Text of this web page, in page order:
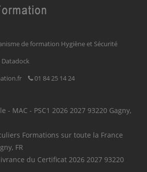
courant
Val-de-
domicile
conseils
le travail
Aide-soignant / Aide-soignante
de formation Hygiène et Sécurité
01 84 25 14 24
- MAC - PSC1 2026 2027 93220 Gagny,
Formations sur toute la France
, FR
du Certificat 2026 2027 93220